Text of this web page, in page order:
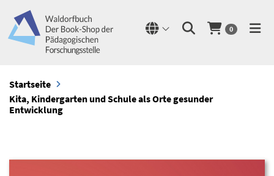
0
Startseite
Kita, Kindergarten und Schule als Orte gesunder
Entwicklung